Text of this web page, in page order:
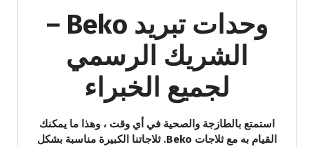
وحدات تبريد Beko –
الشريك الرسمي
لجميع الخبراء
استمتع بالطازجة والصحية في أي وقت ، وهذا ما يمكنك
القيام به مع ثلاجات Beko. ثلاجاتنا الكبيرة مناسبة
بشكل